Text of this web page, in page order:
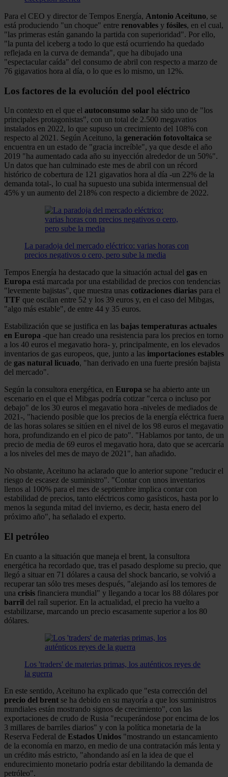
Para el CEO y director de Tempos Energía, Antonio Aceituno, se
está produciendo "un choque" entre renovables y fósiles, en el cual,
"las primeras están ganando la partida con superioridad". Por ello,
"la punta del iceberg a todo lo que está ocurriendo ha quedado
reflejada en la curva de demanda", que ha dibujado una
"espectacular caída" del consumo de abril con respecto a marzo de
76 gigavatios hora al día, o lo que es lo mismo, un 12%.
Los factores de la evolución del pool eléctrico
Un contexto en el que el autoconsumo solar ha sido uno de "los
principales protagonistas", con un total de 2.500 megavatios
instalados en 2022, lo que supuso un crecimiento del 108% con
respecto al 2021. Según Aceituno, la generación fotovoltaica se
encuentra en un estado de "gracia increíble", ya que desde el año
2019 "ha aumentado cada año su inyección alrededor de un 50%".
Un datos que han culminado este mes de abril con un récord
histórico de cobertura de 121 gigavatios hora al día -un 22% de la
demanda total-, lo cual ha supuesto una subida intermensual del
45% y un aumento del 218% con respecto a diciembre de 2022.
La paradoja del mercado eléctrico: varias horas con
precios negativos o cero, pero sube la media
Tempos Energía ha destacado que la situación actual del gas en
Europa está marcada por una estabilidad de precios con tendencias
"levemente bajistas", que muestra unas cotizaciones diarias para el
TTF que oscilan entre 52 y los 39 euros y, en el caso del Mibgas,
"algo más estable", de entre 44 y 35 euros.
Estabilización que se justifica en las bajas temperaturas actuales
en Europa -que han creado una resistencia para los precios en torno
a los 40 euros el megavatio hora- y, principalmente, en los elevados
inventarios de gas europeos, que, junto a las importaciones estables
de gas natural licuado, "han derivado en una fuerte presión bajista
del mercado".
Según la consultora energética, en Europa se ha abierto ante un
escenario en el que el Mibgas podría cotizar "cerca o incluso por
debajo" de los 30 euros el megavatio hora -niveles de mediados de
2021-, "haciendo posible que los precios de la energía eléctrica fuera
de las horas solares se sitúen en el nivel de los 98 euros el megavatio
hora, profundizando en el pico de pato". "Hablamos por tanto, de un
precio de media de 69 euros el megavatio hora, dato que se acercaría
a los niveles del mes de mayo de 2021", han añadido.
No obstante, Aceituno ha aclarado que lo anterior supone "reducir el
riesgo de escasez de suministro". "Contar con unos inventarios
llenos al 100% para el mes de septiembre implica contar con
estabilidad de precios, tanto eléctricos como gasísticos, hasta por lo
menos la segunda mitad del invierno, es decir, hasta enero del
próximo año", ha señalado el experto.
El petróleo
En cuanto a la situación que maneja el brent, la consultora
energética ha recordado que, tras el pasado desplome su precio, que
llegó a situar en 71 dólares a causa del shock bancario, se volvió a
recuperar tan sólo tres meses después, "alejando así los temores de
una crisis financiera mundial" y llegando a tocar los 88 dólares por
barril del raíl superior. En la actualidad, el precio ha vuelto a
estabilizarse, marcando un precio escasamente superior a los 80
dólares.
Los 'traders' de materias primas, los auténticos reyes de
la guerra
En este sentido, Aceituno ha explicado que "esta corrección del
precio del brent se ha debido en su mayoría a que los suministros
mundiales están mostrando signos de crecimiento", con las
exportaciones de crudo de Rusia "recuperándose por encima de los
3 millares de barriles diarios" y con la política monetaria de la
Reserva Federal de Estados Unidos "mostrando un estancamiento
de la economía en marzo, en medio de una contratación más lenta y
un crédito más estricto, "ahondando así en la idea de que el
endurecimiento monetario podría estar debilitando la demanda de
petróleo".